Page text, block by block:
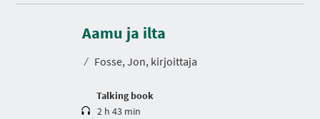
Aamu ja ilta
⁄ Fosse, Jon, kirjoittaja
Talking book
D
r
a
i
2 h 43 min